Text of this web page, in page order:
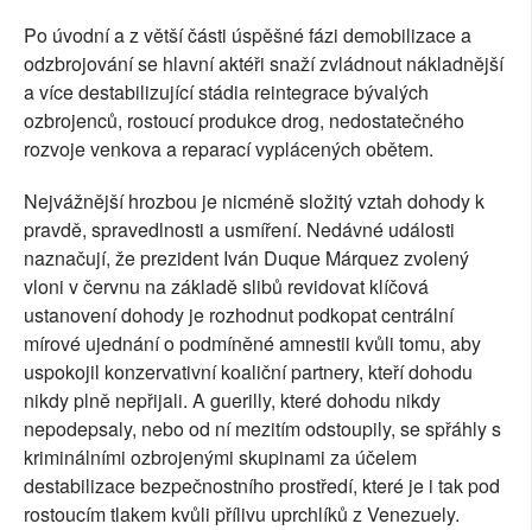
Po úvodní a z větší části úspěšné fázi demobilizace a
odzbrojování se hlavní aktéři snaží zvládnout nákladnější
a více destabilizující stádia reintegrace bývalých
ozbrojenců, rostoucí produkce drog, nedostatečného
rozvoje venkova a reparací vyplácených obětem.
Nejvážnější hrozbou je nicméně složitý vztah dohody k
pravdě, spravedlnosti a usmíření. Nedávné události
naznačují, že prezident Iván Duque Márquez zvolený
vloni v červnu na základě slibů revidovat klíčová
ustanovení dohody je rozhodnut podkopat centrální
mírové ujednání o podmíněné amnestii kvůli tomu, aby
uspokojil konzervativní koaliční partnery, kteří dohodu
nikdy plně nepřijali. A guerilly, které dohodu nikdy
nepodepsaly, nebo od ní mezitím odstoupily, se spřáhly s
kriminálními ozbrojenými skupinami za účelem
destabilizace bezpečnostního prostředí, které je i tak pod
rostoucím tlakem kvůli přílivu uprchlíků z Venezuely.